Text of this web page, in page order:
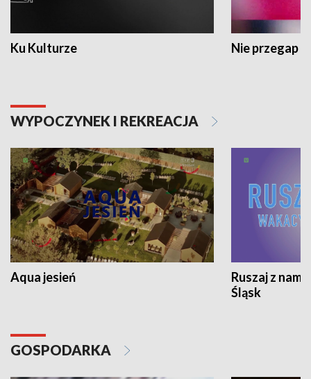
Ku Kulturze Nie przegap
WYPOCZYNEK I REKREACJA
Aqua jesień
Ruszaj z
Śląsk
GOSPODARKA